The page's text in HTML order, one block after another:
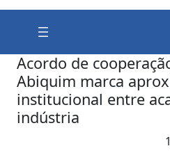
Acordo de
Abiquim marca
institucional entre
indústria